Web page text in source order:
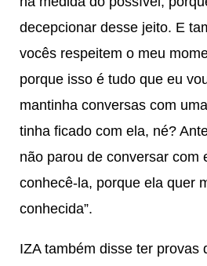
decepcionar desse jeito. E
vocês respeitem o meu
porque isso é tudo que eu
mantinha conversas com
tinha ficado com ela, né?
não parou de conversar com
conhecê-la, porque ela quer
conhecida”.
IZA também disse ter provas